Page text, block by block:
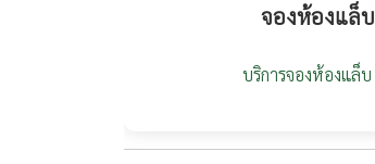
จองห้องแล็บ
บริการจองห้องแล็บ